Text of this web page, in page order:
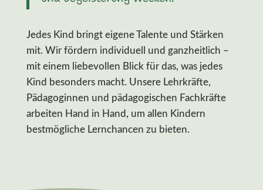
Jedes Kind bringt eigene Talente und Stärken
mit. Wir fördern individuell und ganzheitlich –
mit einem liebevollen Blick für das, was jedes
Kind besonders macht. Unsere Lehrkräfte,
Pädagoginnen und pädagogischen Fachkräfte
arbeiten Hand in Hand, um allen Kindern
bestmögliche Lernchancen zu bieten.